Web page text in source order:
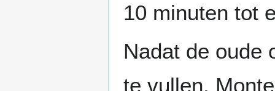
10 minuten tot
Nadat de oude
te vullen.